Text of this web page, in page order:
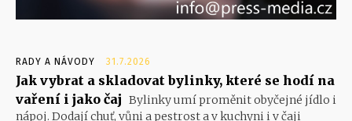
RADY A NÁVODY 31.7.2026
Jak vybrat a skladovat bylinky, které se hodí na
vaření i jako čaj Bylinky umí proměnit obyčejné jídlo i
nápoj. Dodají chuť, vůni a pestrost a v kuchyni i v čaji